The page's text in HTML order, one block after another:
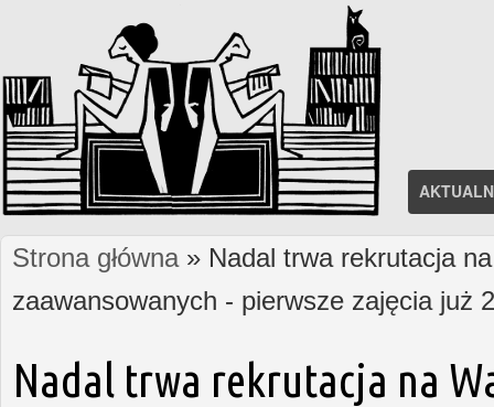
Jesteś tutaj
Strona główna» Nadal trwa rekrutacja
zaawansowanych - pierwsze zajęcia już
Nadal trwa rekrutacja na